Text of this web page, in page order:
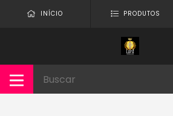
INÍCIO PRODUTOS